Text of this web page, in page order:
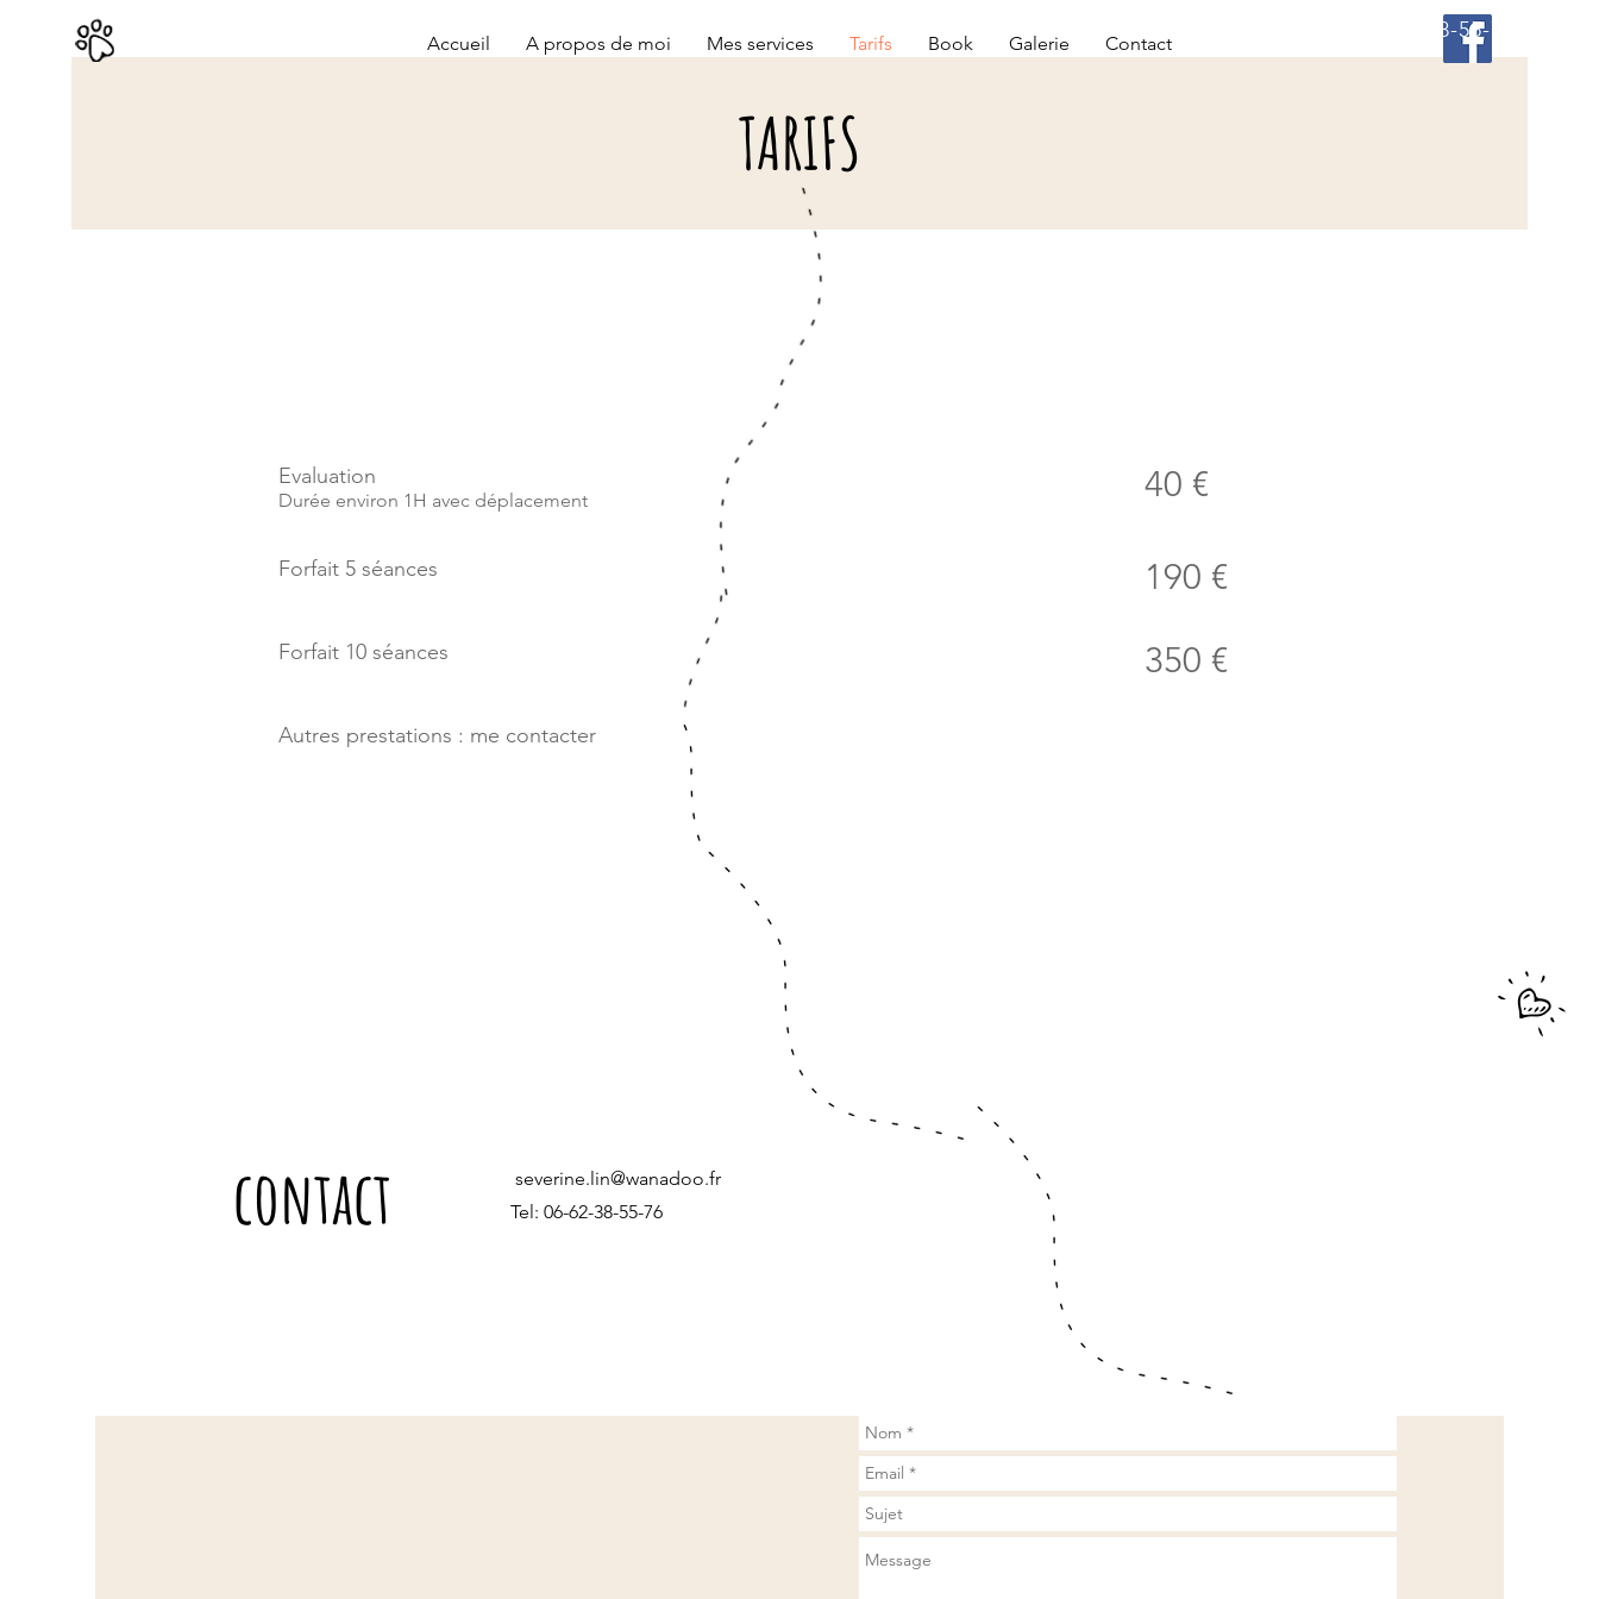
06-62-38-55-76
Accueil A propos de moi Mes services Tarifs Book Galerie Contact
TARIFS
Evaluation
Durée environ 1H avec déplacement 40 €
Forfait 5 séances 190 €
Forfait 10 séances 350 €
Autres prestations : me contacter
contact
severine.lin@wanadoo.fr
Tel: 06-62-38-55-76